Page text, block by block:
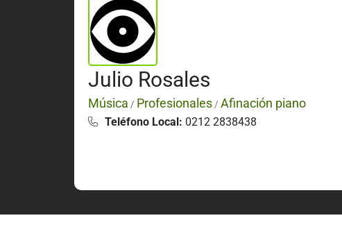
Julio Rosales
Música / Profesionales / Afinación piano
Teléfono Local: 0212 2838438